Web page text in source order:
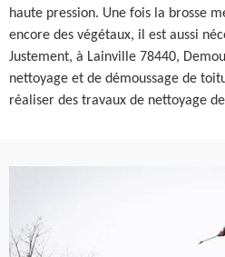
haute pression. Une fois la brosse
encore des végétaux, il est aussi
Justement, à Lainville 78440,
nettoyage et de démoussage de
réaliser des travaux de nettoyage